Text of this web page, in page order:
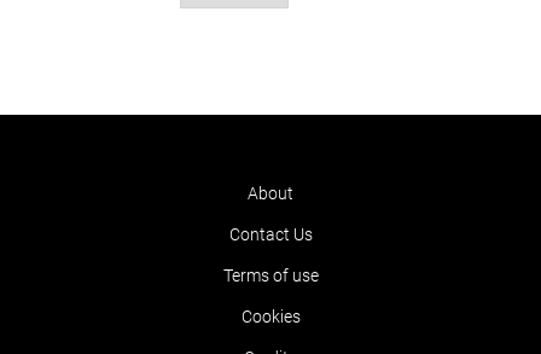
About
Contact Us
Terms of use
Cookies